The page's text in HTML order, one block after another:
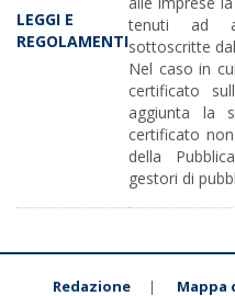
LEGGI E
REGOLAMENTI
tenuti ad
sottoscritte
Nel caso in
certificato
aggiunta la
certificato
della
gestori di
Redazione | Mappa